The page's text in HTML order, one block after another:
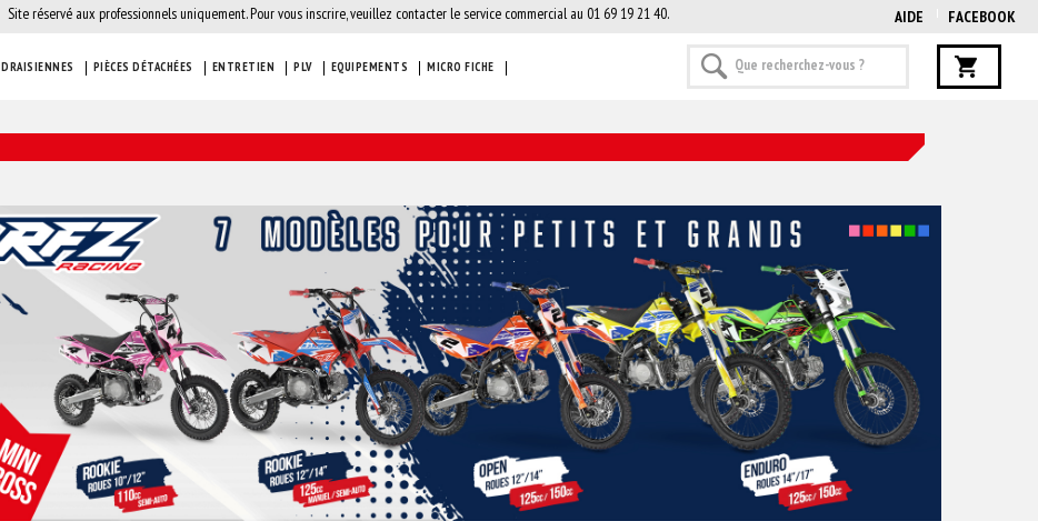
AIDE FACEBOOK
Site réservé aux professionnels uniquement. Pour vous inscrire, veuillez contacter le service commercial au 01 69 19 21 40.
DRAISIENNES PIÈCES DÉTACHÉES ENTRETIEN PLV EQUIPEMENTS MICRO FICHE